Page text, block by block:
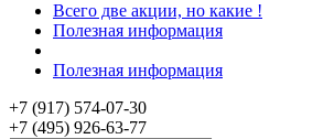
Всего две акции, но какие !
Полезная информация
Полезная информация
+7 (917) 574-07-30
+7 (495) 926-63-77